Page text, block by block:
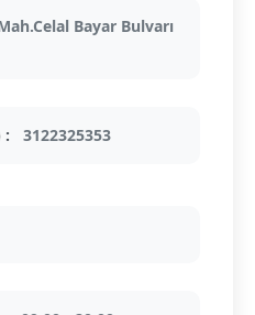
Bayar Bulvarı
: 3122325353